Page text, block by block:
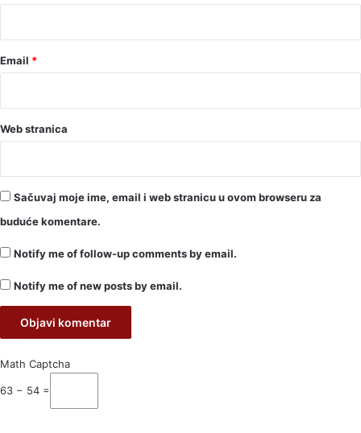
Email *
Web stranica
Sačuvaj moje ime, email i web stranicu u ovom browseru za
buduće komentare.
Notify me of follow-up comments by email.
Notify me of new posts by email.
Math Captcha
63 − 54 =